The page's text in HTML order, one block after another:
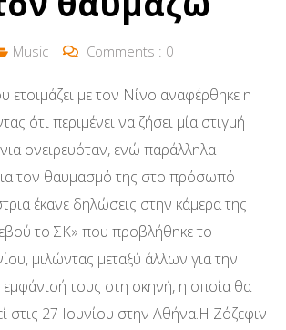
Music Comments : 0
ετοιμάζει με τον Νίνο αναφέρθηκε η
ότι περιμένει να ζήσει μία στιγμή
ονειρευόταν, ενώ παράλληλα
τον θαυμασμό της στο πρόσωπό
έκανε δηλώσεις στην κάμερα της
το ΣΚ» που προβλήθηκε το
μιλώντας μεταξύ άλλων για την
εμφάνισή τους στη σκηνή, η οποία θα
στις 27 Ιουνίου στην Αθήνα.Η Ζόζεφιν